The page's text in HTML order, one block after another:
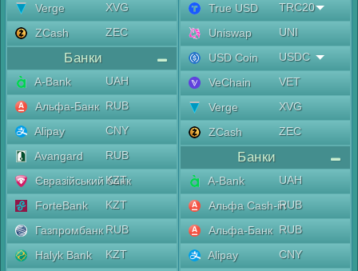
Verge
XVG
ZCash
ZEC
Банки
A-Bank
UAH
Альфа-Банк RUB
Alipay
CNY
Avangard
RUB
Євразійський банк
KZT
ForteBank
KZT
Газпромбанк RUB
Halyk Bank
KZT
True USD
TRC20
Uniswap
UNI
USD Coin
USDC
VeChain
VET
Verge
XVG
ZCash
ZEC
Банки
A-Bank
UAH
Альфа Cash-inRUB
Альфа-Банк RUB
Alipay
CNY